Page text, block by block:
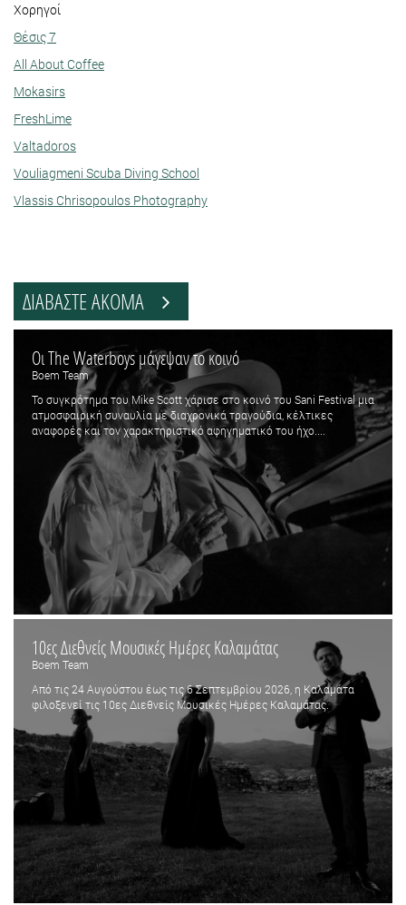
Χορηγοί
Θέσις 7
All About Coffee
Mokasirs
FreshLime
Valtadoros
Vouliagmeni Scuba Diving School
Vlassis Chrisopoulos Photography
ΔΙΑΒΑΣΤΕ ΑΚΟΜΑ
Οι The Waterboys μάγεψαν το κοινό
Boem Team
Το συγκρότημα του Mike Scott χάρισε στο κοινό του Sani Festival μια
ατμοσφαιρική συναυλία με διαχρονικά τραγούδια, κέλτικες
αναφορές και τον χαρακτηριστικό αφηγηματικό του ήχο....
10ες Διεθνείς Μουσικές Ημέρες Καλαμάτας
Boem Team
Από τις 24 Αυγούστου έως τις 6 Σεπτεμβρίου 2026, η Καλαμάτα
φιλοξενεί τις 10ες Διεθνείς Μουσικές Ημέρες Καλαμάτας.